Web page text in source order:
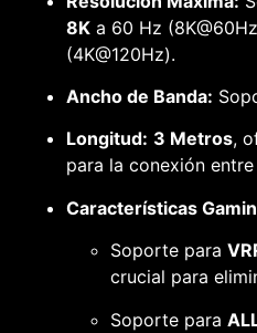
8K a 60 Hz
(4K@120Hz).
Ancho de Banda:
Longitud: 3 Metros,
para la conexión
Características
Soporte para
crucial para
Soporte para